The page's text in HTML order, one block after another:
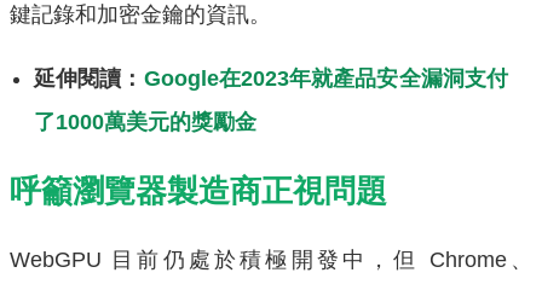
鍵記錄和加密金鑰的資訊。
延伸閱讀： Google在2023年就產品安全漏洞支付
了1000萬美元的獎勵金
呼籲瀏覽器製造商正視問題
WebGPU 目前仍處於積極開發中，但 Chrome、